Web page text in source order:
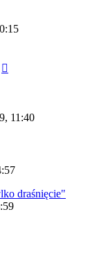
11:40
draśnięcie"